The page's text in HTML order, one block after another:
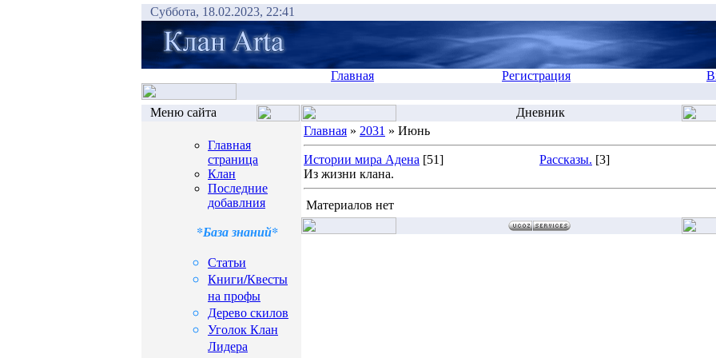
Суббота, 18.02.2023, 22:41
Главная Регистрация
Меню сайта
Главная
страница
Клан
Последние
добавлния
*База знаний*
Статьи
Книги/Квесты
на профы
Дерево скилов
Уголок Клан
Лидера
Дневник
Главная » 2031 » Июнь
Истории мира Адена [51]
Из жизни клана.
Рассказы. [3]
Материалов нет